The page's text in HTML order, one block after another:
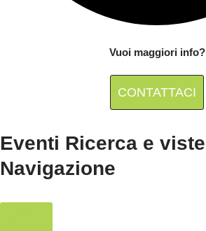
Vuoi maggiori info?
CONTATTACI
Eventi Ricerca e viste
Navigazione